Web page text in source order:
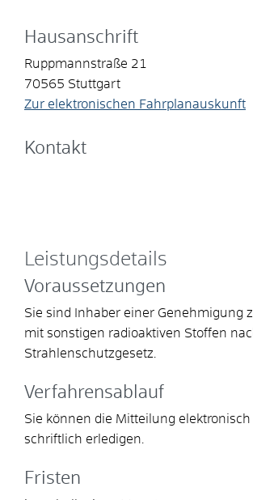
Hausanschrift
Ruppmannstraße 21
70565 Stuttgart
Zur elektronischen Fahrplanauskunft
Kontakt
Leistungsdetails
Voraussetzungen
Sie sind Inhaber einer Genehmigung
mit sonstigen radioaktiven Stoffen
Strahlenschutzgesetz.
Verfahrensablauf
Sie können die Mitteilung elektronisch
schriftlich erledigen.
Fristen